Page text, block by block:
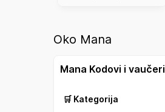
Oko Mana
Mana Kodovi i vaučeri
🛒 Kategorija